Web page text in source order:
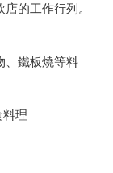
的工作行列。
、鐵板燒等料
理